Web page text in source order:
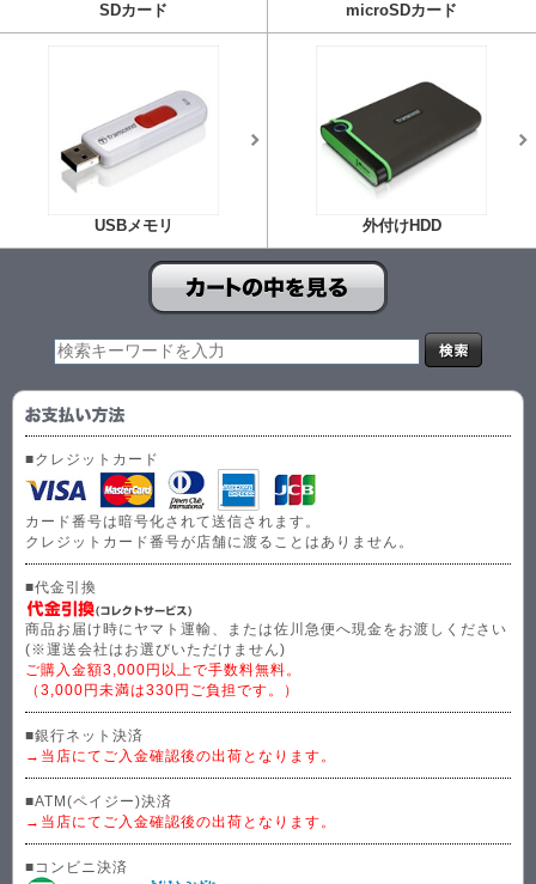
SDカード microSDカード
USBメモリ 外付けHDD
■クレジットカード
カード番号は暗号化されて送信されます。
クレジットカード番号が店舗に渡ることはありません。
■代金引換
商品お届け時にヤマト運輸、または佐川急便へ現金をお渡しください
(※運送会社はお選びいただけません)
ご購入金額3,000円以上で手数料無料。
（3,000円未満は330円ご負担です。）
■銀行ネット決済
→当店にてご入金確認後の出荷となります。
■ATM(ペイジー)決済
→当店にてご入金確認後の出荷となります。
■コンビニ決済